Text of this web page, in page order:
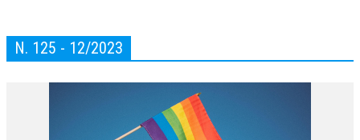
N. 125 - 12/2023